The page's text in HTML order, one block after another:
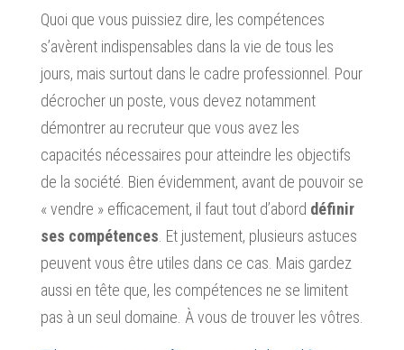
Quoi que vous puissiez dire, les compétences
s’avèrent indispensables dans la vie de tous les
jours, mais surtout dans le cadre professionnel. Pour
décrocher un poste, vous devez notamment
démontrer au recruteur que vous avez les
capacités nécessaires pour atteindre les objectifs
de la société. Bien évidemment, avant de pouvoir se
« vendre » efficacement, il faut tout d’abord définir
ses compétences . Et justement, plusieurs astuces
peuvent vous être utiles dans ce cas. Mais gardez
aussi en tête que, les compétences ne se limitent
pas à un seul domaine. À vous de trouver les vôtres.